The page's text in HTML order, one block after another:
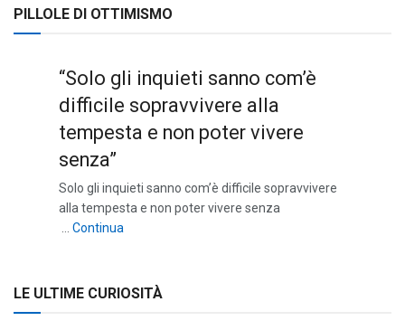
PILLOLE DI OTTIMISMO
“Solo gli inquieti sanno com’è
difficile sopravvivere alla
tempesta e non poter vivere
senza”
Solo gli inquieti sanno com’è difficile sopravvivere
alla tempesta e non poter vivere senza
… Continua
LE ULTIME CURIOSITÀ